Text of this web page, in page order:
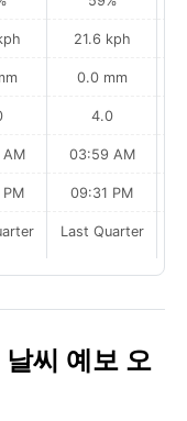
21.6 kph
0.0 mm
4.0
03:59 AM
09:31 PM
Last Quarter
씨 예보 오